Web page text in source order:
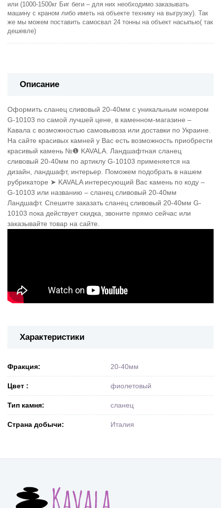
или (1000-1500кг Биг беги – для них необходимо заказывать
машину с краном либо иметь на объекте технику на выгрузку). Так
же мы можем поставить самосвал 24 тонны на объект насыпью( так
дешевле)
Описание
Оформить сланец сливовый 20-40мм с уникальным номером
G-10103 по самой лучшей цене, в каменном-магазине –
Кавала с возможностью самовывоза или доставки по Украине.
На сайте красивых камней у Вас есть возможность приобрести
красивый камень №❶ KAVALA. Ландшафтная сланец
сливовый 20-40мм по артиклу G-10103 применяется на
дизайн, ландшафт, интерьер. Поможем подобрать в нашем
рубрикаторе ➤ KAVALA интересующий Вас камень по коду –
G-10103 или названию – сланец сливовый 20-40мм
Ландшафт. Спешите заказать сланец сливовый 20-40мм G-
10103 пока действует скидка, звоните прямо сейчас или
заказывайте товар на сайте.
Характеристики
Фракция: 20-40мм
Цвет : фиолетовый
Тип камня: сланец
Страна добычи: Италия